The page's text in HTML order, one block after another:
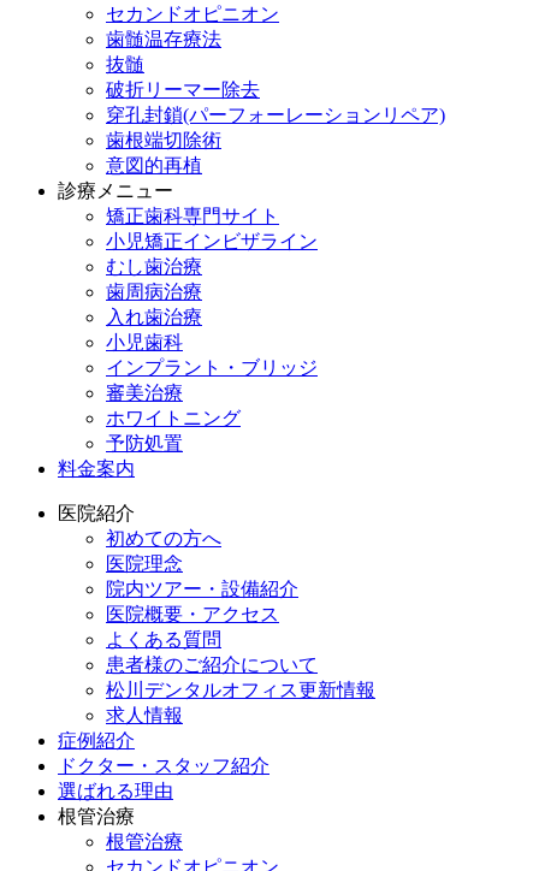
セカンドオピニオン
歯髄温存療法
抜髄
破折リーマー除去
穿孔封鎖(パーフォーレーションリペア)
歯根端切除術
意図的再植
診療メニュー
矯正歯科専門サイト
小児矯正インビザライン
むし歯治療
歯周病治療
入れ歯治療
小児歯科
インプラント・ブリッジ
審美治療
ホワイトニング
予防処置
料金案内
医院紹介
初めての方へ
医院理念
院内ツアー・設備紹介
医院概要・アクセス
よくある質問
患者様のご紹介について
松川デンタルオフィス更新情報
求人情報
症例紹介
ドクター・スタッフ紹介
選ばれる理由
根管治療
根管治療
セカンドオピニオン